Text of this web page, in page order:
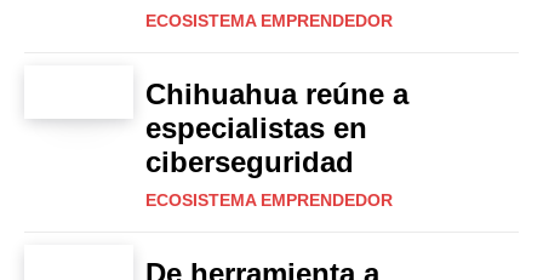
ECOSISTEMA EMPRENDEDOR
Chihuahua reúne a
especialistas en
ciberseguridad
ECOSISTEMA EMPRENDEDOR
De herramienta a